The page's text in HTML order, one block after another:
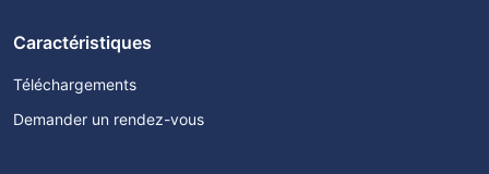
Caractéristiques
Téléchargements
Demander un rendez-vous